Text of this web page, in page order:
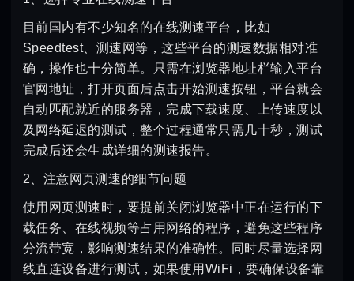
目前国内有不少知名的在线测速平台，比如
Speedtest、测速网等，这些平台的测速数据相对准
确，操作也十分简单。只需在浏览器地址栏输入平台
官网地址，打开页面后点击开始测速按钮，平台就会
自动匹配就近的服务器，完成下载速度、上传速度以
及网络延迟的测试，整个过程通常只需几十秒，测试
完成后还会生成详细的测速报告。
2、注意网页测速的细节问题
使用网页测速时，要提前关闭浏览器中正在运行的下
载任务、在线视频等占用网络的程序，避免这些程序
分流带宽，影响测速结果的准确性。同时尽量选择网
线直连设备进行测试，如果使用WiFi，要确保设备靠